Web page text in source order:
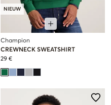
NIEUW
Champion
CREWNECK SWEATSHIRT
29 €